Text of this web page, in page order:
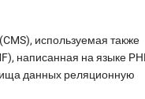
используемая также
написанная на языке
данных реляционную